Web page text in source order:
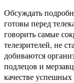
Обсуждать
готовы перед
говорить самые
телезрителей, не
добиваются
подлецов и
качестве успешных